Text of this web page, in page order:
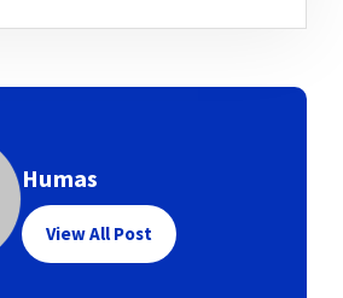
Humas
View All Post